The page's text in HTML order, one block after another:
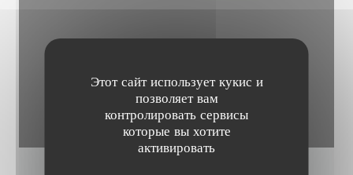
Этот сайт использует кукис и
позволяет вам
контролировать сервисы
которые вы хотите
активировать